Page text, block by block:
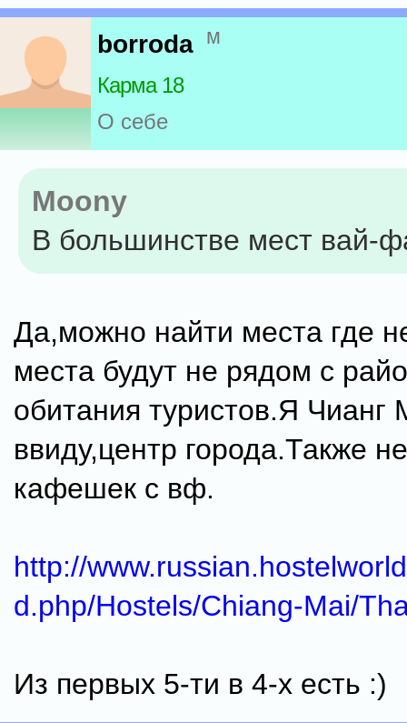
borroda м
Карма 18
О себе
Moony
В большинстве мест вай-
Да,можно найти места где
места будут не рядом с
обитания туристов.Я
ввиду,центр города.Также
кафешек с вф.
http://
d.php/Hostels/Chiang-Mai/
Из первых 5-ти в 4-х есть :)